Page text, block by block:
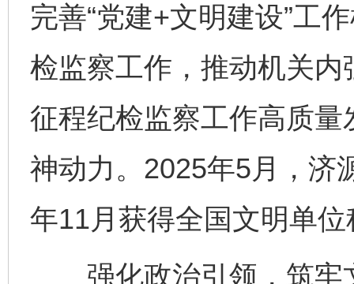
完善“党建+文明建设”工
检监察工作，推动机关
征程纪检监察工作高质
神动力。2025年5月，济
年11月获得全国文明单
强化政治引领，筑牢